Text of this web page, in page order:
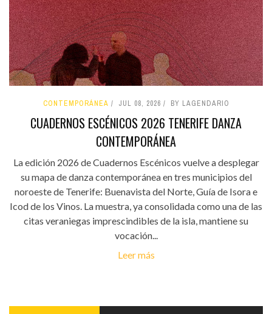
CONTEMPORÁNEA JUL 08, 2026 BY LAGENDARIO
CUADERNOS ESCÉNICOS 2026 TENERIFE DANZA
CONTEMPORÁNEA
La edición 2026 de Cuadernos Escénicos vuelve a desplegar
su mapa de danza contemporánea en tres municipios del
noroeste de Tenerife: Buenavista del Norte, Guía de Isora e
Icod de los Vinos. La muestra, ya consolidada como una de las
citas veraniegas imprescindibles de la isla, mantiene su
vocación...
Leer más